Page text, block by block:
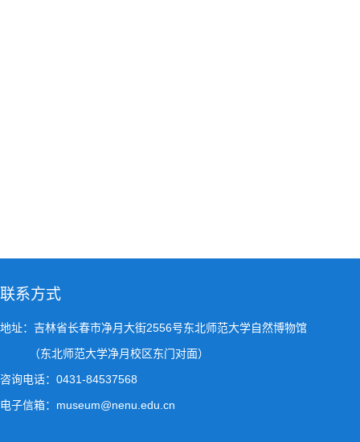
联系方式
地址：吉林省长春市净月大街2556号东北师范大学自然博物馆
（东北师范大学净月校区东门对面）
咨询电话：0431-84537568
电子信箱：museum@nenu.edu.cn